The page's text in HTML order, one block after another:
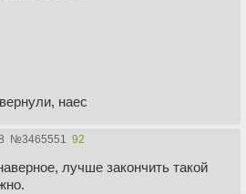
наес
№3465551 92
лучше закончить такой